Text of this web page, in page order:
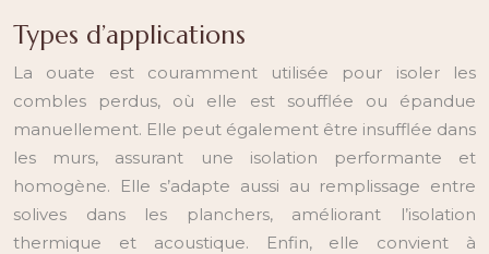
Types d’applications
La ouate est couramment utilisée pour isoler les
combles perdus, où elle est soufflée ou épandue
manuellement. Elle peut également être insufflée dans
les murs, assurant une isolation performante et
homogène. Elle s’adapte aussi au remplissage entre
solives dans les planchers, améliorant l’isolation
thermique et acoustique. Enfin, elle convient à